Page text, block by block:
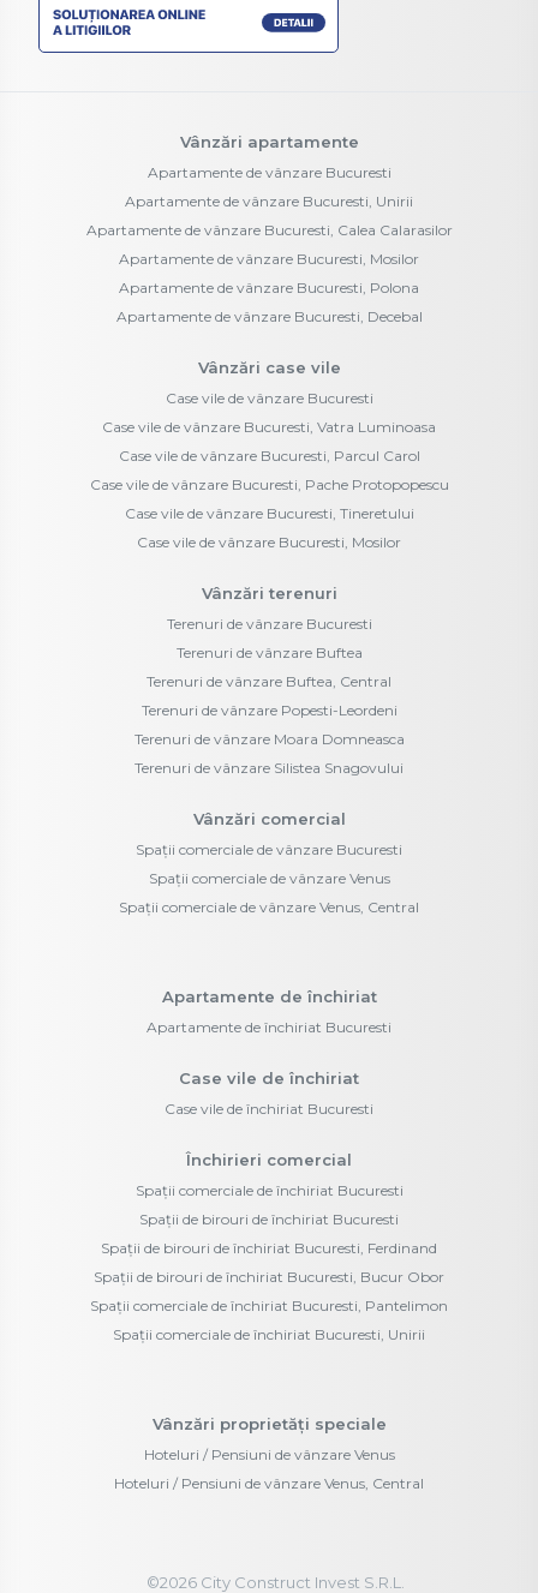
Vânzări apartamente
Apartamente de vânzare Bucuresti
Apartamente de vânzare Bucuresti, Unirii
Apartamente de vânzare Bucuresti, Calea Calarasilor
Apartamente de vânzare Bucuresti, Mosilor
Apartamente de vânzare Bucuresti, Polona
Apartamente de vânzare Bucuresti, Decebal
Vânzări case vile
Case vile de vânzare Bucuresti
Case vile de vânzare Bucuresti, Vatra Luminoasa
Case vile de vânzare Bucuresti, Parcul Carol
Case vile de vânzare Bucuresti, Pache Protopopescu
Case vile de vânzare Bucuresti, Tineretului
Case vile de vânzare Bucuresti, Mosilor
Vânzări terenuri
Terenuri de vânzare Bucuresti
Terenuri de vânzare Buftea
Terenuri de vânzare Buftea, Central
Terenuri de vânzare Popesti-Leordeni
Terenuri de vânzare Moara Domneasca
Terenuri de vânzare Silistea Snagovului
Vânzări comercial
Spații comerciale de vânzare Bucuresti
Spații comerciale de vânzare Venus
Spații comerciale de vânzare Venus, Central
Apartamente de închiriat
Apartamente de închiriat Bucuresti
Case vile de închiriat
Case vile de închiriat Bucuresti
Închirieri comercial
Spații comerciale de închiriat Bucuresti
Spații de birouri de închiriat Bucuresti
Spații de birouri de închiriat Bucuresti, Ferdinand
Spații de birouri de închiriat Bucuresti, Bucur Obor
Spații comerciale de închiriat Bucuresti, Pantelimon
Spații comerciale de închiriat Bucuresti, Unirii
Vânzări proprietăți speciale
Hoteluri / Pensiuni de vânzare Venus
Hoteluri / Pensiuni de vânzare Venus, Central
©2026City Construct Invest S.R.L.